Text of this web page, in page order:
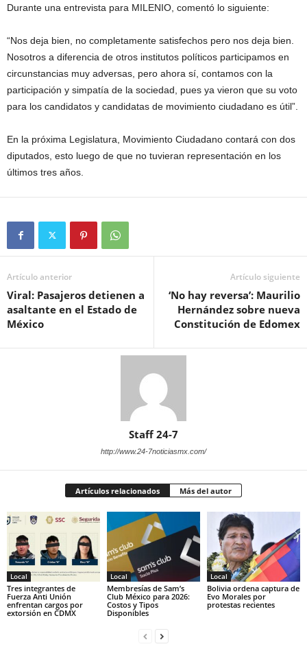
Durante una entrevista para MILENIO, comentó lo siguiente:
“Nos deja bien, no completamente satisfechos pero nos deja bien.
Nosotros a diferencia de otros institutos políticos participamos en
circunstancias muy adversas, pero ahora sí, contamos con la
participación y simpatía de la sociedad, pues ya vieron que su voto
para los candidatos y candidatas de movimiento ciudadano es útil”.
En la próxima Legislatura, Movimiento Ciudadano contará con dos
diputados, esto luego de que no tuvieran representación en los
últimos tres años.
Artículo anterior
Viral: Pasajeros detienen a
asaltante en el Estado de
México
Artículo siguiente
‘No hay reversa’: Maurilio
Hernández sobre nueva
Constitución de Edomex
Staff 24-7
http://www.24-7noticiasmx.com/
Artículos relacionados Más del autor
Local
Tres integrantes de
Fuerza Anti Unión
enfrentan cargos por
extorsión en CDMX
Local
Membresías de Sam’s
Club México para 2026:
Costos y Tipos
Disponibles
Local
Bolivia ordena captura de
Evo Morales por
protestas recientes